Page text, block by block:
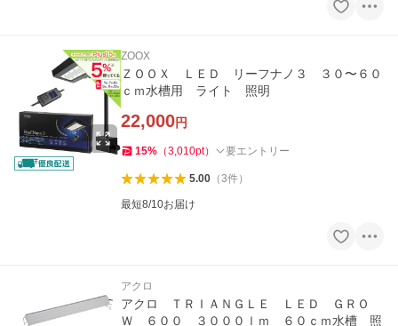
ZOOX
ＺＯＯＸ ＬＥＤ リーフナノ３ ３０〜６０
ｃｍ水槽用 ライト 照明
22,000円
15% （3,010pt） 要エントリー
5.00（3件）
最短8/10お届け
アクロ
アクロ ＴＲＩＡＮＧＬＥ ＬＥＤ ＧＲＯ
Ｗ ６００ ３０００ｌｍ ６０ｃｍ水槽 照